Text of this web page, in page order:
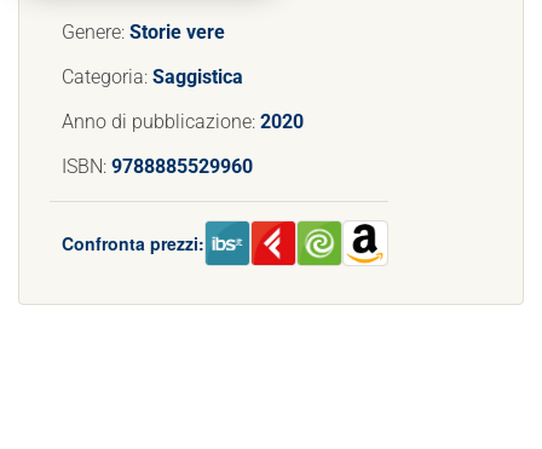
Genere: Storie vere
Categoria: Saggistica
Anno di pubblicazione: 2020
ISBN: 9788885529960
Confronta prezzi: